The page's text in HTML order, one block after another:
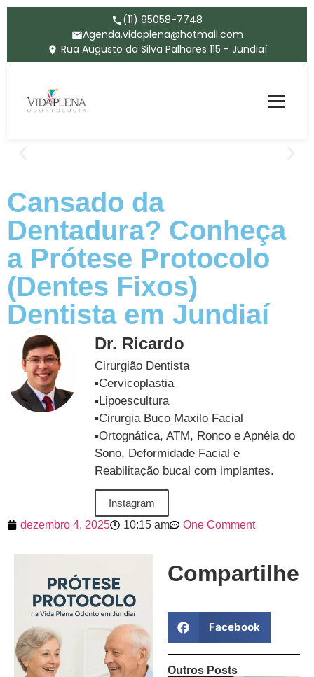
(11) 95058-7748
Agenda.vidaplena@hotmail.com
Rua Augusto da Silva Palhares 115 - Jundiaí
Cansado da
Dentadura? Conheça
a Prótese Protocolo
(Dentes Fixos)
Dentista em Jundiaí
Dr. Ricardo
Cirurgião Dentista
▪️Cervicoplastia
▪️Lipoescultura
▪️Cirurgia Buco Maxilo Facial
▪️Ortognática, ATM, Ronco e Apnéia do
Sono, Deformidade Facial e
Reabilitação bucal com implantes.
Instagram
dezembro 4, 2025
10:15 am One Comment
Compartilhe
Facebook
Outros Posts